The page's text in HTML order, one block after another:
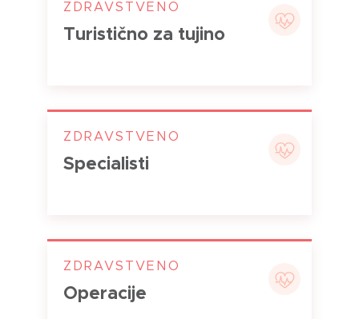
ZDRAVSTVENO
Turistično za tujino
ZDRAVSTVENO
Specialisti
ZDRAVSTVENO
Operacije